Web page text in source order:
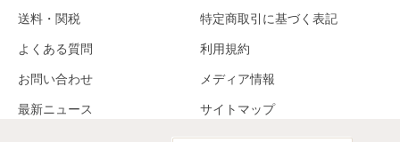
送料・関税
よくある質問
お問い合わせ
最新ニュース
特定商取引に基づく表記
利用規約
メディア情報
サイトマップ